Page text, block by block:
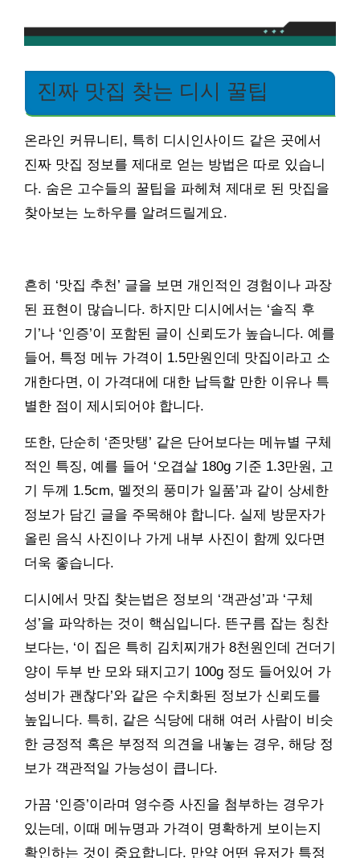
진짜 맛집 찾는 디시 꿀팁
온라인 커뮤니티, 특히 디시인사이드 같은 곳에서
진짜 맛집 정보를 제대로 얻는 방법은 따로 있습니
다. 숨은 고수들의 꿀팁을 파헤쳐 제대로 된 맛집을
찾아보는 노하우를 알려드릴게요.
흔히 ‘맛집 추천’ 글을 보면 개인적인 경험이나 과장
된 표현이 많습니다. 하지만 디시에서는 ‘솔직 후
기’나 ‘인증’이 포함된 글이 신뢰도가 높습니다. 예를
들어, 특정 메뉴 가격이 1.5만원인데 맛집이라고 소
개한다면, 이 가격대에 대한 납득할 만한 이유나 특
별한 점이 제시되어야 합니다.
또한, 단순히 ‘존맛탱’ 같은 단어보다는 메뉴별 구체
적인 특징, 예를 들어 ‘오겹살 180g 기준 1.3만원, 고
기 두께 1.5cm, 멜젓의 풍미가 일품’과 같이 상세한
정보가 담긴 글을 주목해야 합니다. 실제 방문자가
올린 음식 사진이나 가게 내부 사진이 함께 있다면
더욱 좋습니다.
디시에서 맛집 찾는법은 정보의 ‘객관성’과 ‘구체
성’을 파악하는 것이 핵심입니다. 뜬구름 잡는 칭찬
보다는, ‘이 집은 특히 김치찌개가 8천원인데 건더기
양이 두부 반 모와 돼지고기 100g 정도 들어있어 가
성비가 괜찮다’와 같은 수치화된 정보가 신뢰도를
높입니다. 특히, 같은 식당에 대해 여러 사람이 비슷
한 긍정적 혹은 부정적 의견을 내놓는 경우, 해당 정
보가 객관적일 가능성이 큽니다.
가끔 ‘인증’이라며 영수증 사진을 첨부하는 경우가
있는데, 이때 메뉴명과 가격이 명확하게 보이는지
확인하는 것이 중요합니다. 만약 어떤 유저가 특정